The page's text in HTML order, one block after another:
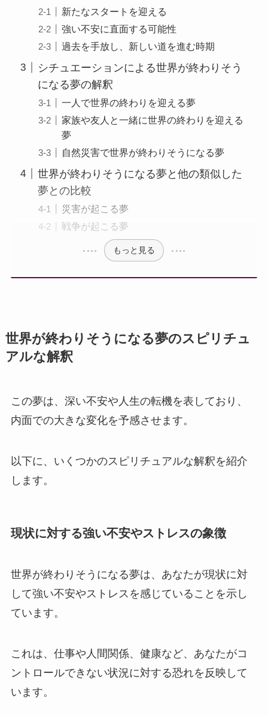
新たなスタートを迎える
強い不安に直面する可能性
過去を手放し、新しい道を進む時期
シチュエーションによる世界が終わりそう
になる夢の解釈
一人で世界の終わりを迎える夢
家族や友人と一緒に世界の終わりを迎える
夢
自然災害で世界が終わりそうになる夢
世界が終わりそうになる夢と他の類似した
夢との比較
災害が起こる夢
戦争が起こる夢
もっと見る
世界が終わりそうになる夢のスピリチュ
アルな解釈
この夢は、深い不安や人生の転機を表しており、
内面での大きな変化を予感させます。
以下に、いくつかのスピリチュアルな解釈を紹介
します。
現状に対する強い不安やストレスの象徴
世界が終わりそうになる夢は、あなたが現状に対
して強い不安やストレスを感じていることを示し
ています。
これは、仕事や人間関係、健康など、あなたがコ
ントロールできない状況に対する恐れを反映して
います。